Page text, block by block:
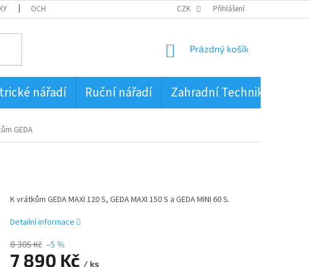
OCHRANA OSOBNÍCH ÚDAJŮ CZK Přihlášení
NÁKUPNÍ
Prázdný košík
nářadí Ruční nářadí Zahradní Technika
GEDA
8 305 Kč –5 %
7 890 Kč / ks
K vrátkům GEDA MAXI 120 S, GEDA MAXI 150 S a GEDA MINI 60 S.
Detailní informace